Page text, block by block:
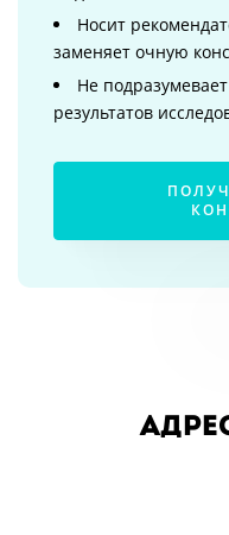
Носит
заменяет очную
Не
результатов